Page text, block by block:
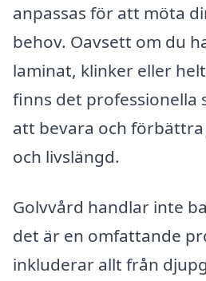
anpassas för att möta
behov. Oavsett om du
laminat, klinker eller
finns det professionella
att bevara och
och livslängd.
Golvvård handlar inte
det är en omfattande
inkluderar allt från